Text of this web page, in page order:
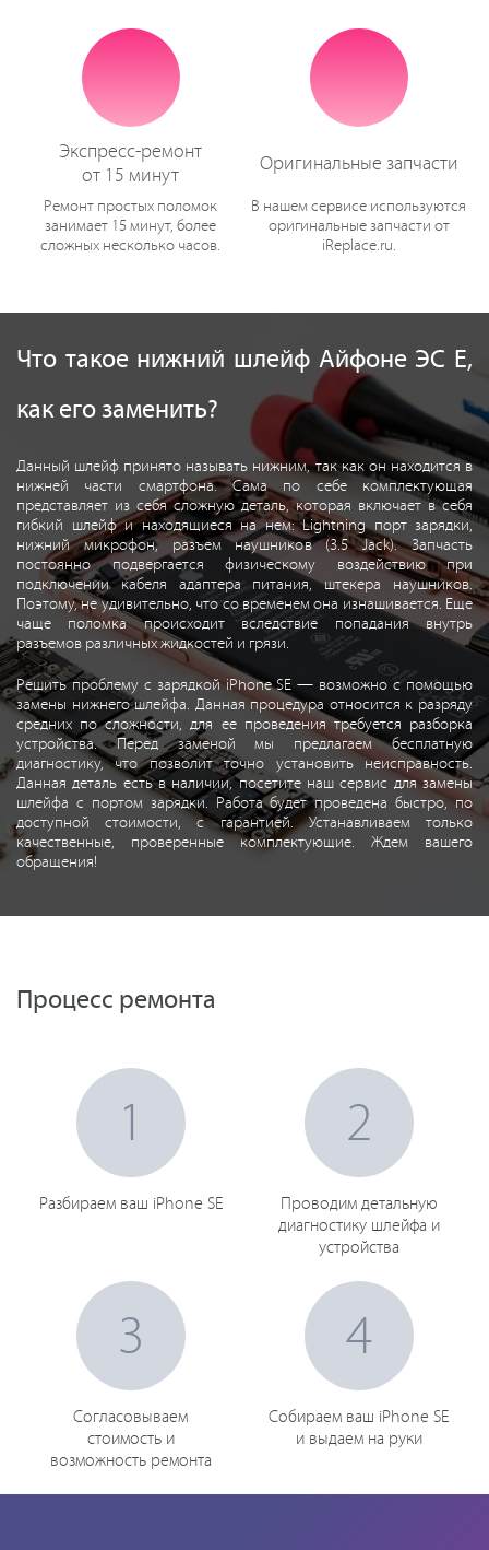
Экспресс-ремонт
от 15 минут
Ремонт простых поломок
занимает 15 минут, более
сложных несколько часов.
Оригинальные запчасти
В нашем сервисе используются
оригинальные запчасти от
iReplace.ru.
Что такое нижний шлейф Айфоне ЭС Е,
как его заменить?
Данный шлейф принято называть нижним, так как он находится в
нижней части смартфона. Сама по себе комплектующая
представляет из себя сложную деталь, которая включает в себя
гибкий шлейф и находящиеся на нем: Lightning порт зарядки,
нижний микрофон, разъем наушников (3.5 Jack). Запчасть
постоянно подвергается физическому воздействию при
подключении кабеля адаптера питания, штекера наушников.
Поэтому, не удивительно, что со временем она изнашивается. Еще
чаще поломка происходит вследствие попадания внутрь
разъемов различных жидкостей и грязи.
Решить проблему с зарядкой iPhone SE — возможно с помощью
замены нижнего шлейфа. Данная процедура относится к разряду
средних по сложности, для ее проведения требуется разборка
устройства. Перед заменой мы предлагаем бесплатную
диагностику, что позволит точно установить неисправность.
Данная деталь есть в наличии, посетите наш сервис для замены
шлейфа с портом зарядки. Работа будет проведена быстро, по
доступной стоимости, с гарантией. Устанавливаем только
качественные, проверенные комплектующие. Ждем вашего
обращения!
Процесс ремонта
1
Разбираем ваш iPhone SE
2
Проводим детальную
диагностику шлейфа и
устройства
3
Согласовываем
стоимость и
возможность ремонта
4
Собираем ваш iPhone SE
и выдаем на руки